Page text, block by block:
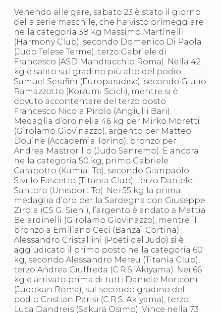
Venendo alle gare, sabato 23 è stato il giorno
della serie maschile, che ha visto primeggiare
nella categoria 38 kg Massimo Martinelli
(Harmony Club), secondo Domenico Di Paola
(Judo Telese Terme), terzo Gabriele di
Francesco (ASD Mandracchio Roma). Nella 42
kg è salito sul gradino più alto del podio
Samuel Serafini (Europaradise), secondo Giulio
Ramazzotto (Koizumi Scicli), mentre si è
dovuto accontentare del terzo posto
Francesco Nicola Pirolo (Angiulli Bari).
Medaglia d’oro nella 46 kg per Mirko Moretti
(Girolamo Giovinazzo), argento per Matteo
Douine (Accademia Torino), bronzo per
Andrea Mastrorillo (Judo Sanremo). E ancora
nella categoria 50 kg, primo Gabriele
Carabotto (Kumiai To), secondo Gianpaolo
Sivillo Fascetto (Titania Club), terzo Daniele
Santoro (Unisport To). Nei 55 kg la prima
medaglia d’oro per la Sardegna con Giuseppe
Zirola (CS G. Sieni), l’argento è andato a Mattia
Belardinelli (Girolamo Giovinazzo), mentre il
bronzo a Emiliano Ceci (Banzai Cortina).
Alessandro Cristallini (Poeti del Judo) si è
aggiudicato il primo posto nella categoria 60
kg, secondo Alessandro Mereu (Titania Club),
terzo Andrea Ciuffreda (C.R.S. Akiyama). Nei 66
kg è arrivato prima di tutti Daniele Moriconi
(Judokan Roma), sul secondo gradino del
podio Cristian Parisi (C.R.S. Akiyama), terzo
Luca Dandreis (Sakura Osimo). Vince nella 73